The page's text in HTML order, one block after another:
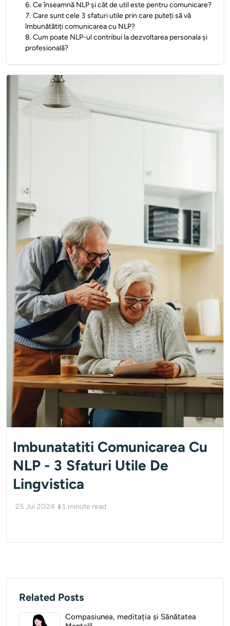
6.Ce înseamnă NLP și cât de util este pentru comunicare?
7.Care sunt cele 3 sfaturi utile prin care puteți să vă
îmbunătătiți comunicarea cu NLP?
8.Cum poate NLP-ul contribui la dezvoltarea personala și
profesională?
Imbunatatiti Comunicarea Cu
NLP - 3 Sfaturi Utile De
Lingvistica
25 Jul 2024 11 minute read
Related Posts
Compasiunea, meditația și Sănătatea